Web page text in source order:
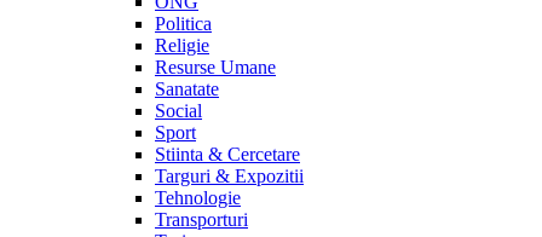
Politica
Religie
Resurse Umane
Sanatate
Social
Sport
Stiinta & Cercetare
Targuri & Expozitii
Tehnologie
Transporturi